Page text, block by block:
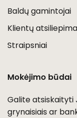
Baldų gamintojai
Klientų
Straipsniai
Mokėjimo būdai
Galite atsiskaityti
grynaisiais ar